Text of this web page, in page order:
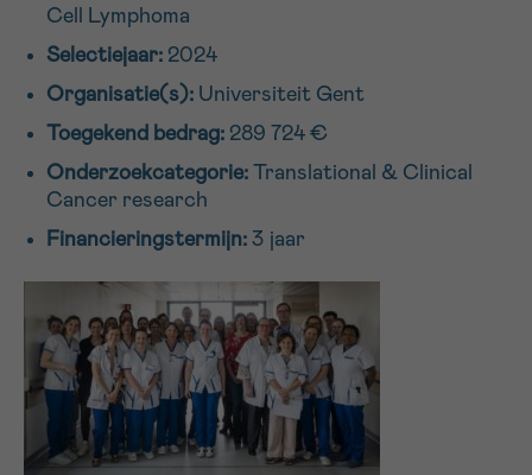
Cell Lymphoma
Selectiejaar: 2024
Organisatie(s): Universiteit Gent
Toegekend bedrag: 289 724 €
Onderzoekcategorie: Translational & Clinical
Cancer research
Financieringstermijn: 3 jaar
VOORNAAM
EMAIL
MIJN VRAAG
Ja, stuur mij de nieuwsbrief
16h-18h
Verder